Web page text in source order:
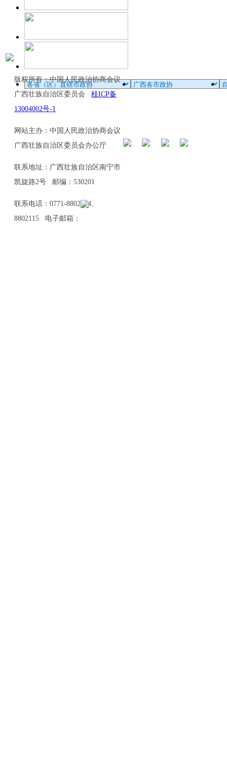
版权所有：中国人民政治协商会议
广西壮族自治区委员会 桂ICP备
13004002号-1
网站主办：中国人民政治协商会议
广西壮族自治区委员会办公厅
联系地址：广西壮族自治区南宁市
凯旋路2号 邮编：530201
联系电话：0771-8802114、
8802115 电子邮箱：